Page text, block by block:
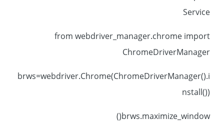
Service
from webdriver_manager.chrome import
ChromeDriverManager
brws=webdriver.Chrome(ChromeDriverManager().i
nstall())
brws.maximize_window()